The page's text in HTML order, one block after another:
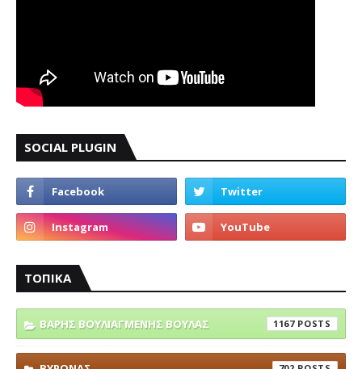
SOCIAL PLUGIN
ΤΟΠΙΚΑ
ΒΑΡΗΣ ΒΟΥΛΙΑΓΜΕΝΗΣ ΒΟΥΛΑΣ 1167